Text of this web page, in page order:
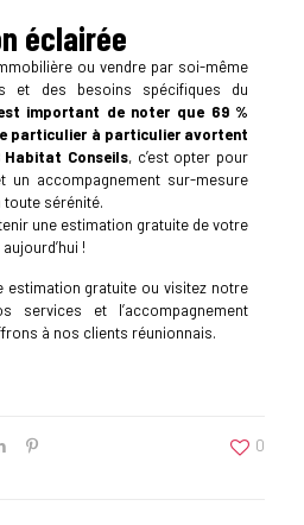
éclairée
ou vendre par soi-même
et des besoins spécifiques du
important de noter que 69 %
particulier à particulier avortent
Habitat Conseils, c’est opter pour
un accompagnement sur-mesure
toute sérénité.
une estimation gratuite de votre
!
estimation gratuite ou visitez notre
services et l’accompagnement
à nos clients réunionnais.
0